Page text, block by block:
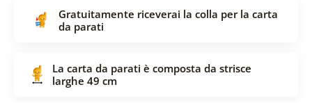
Gratuitamente riceverai la colla per la carta
da parati
La carta da parati è composta da strisce
larghe 49 cm